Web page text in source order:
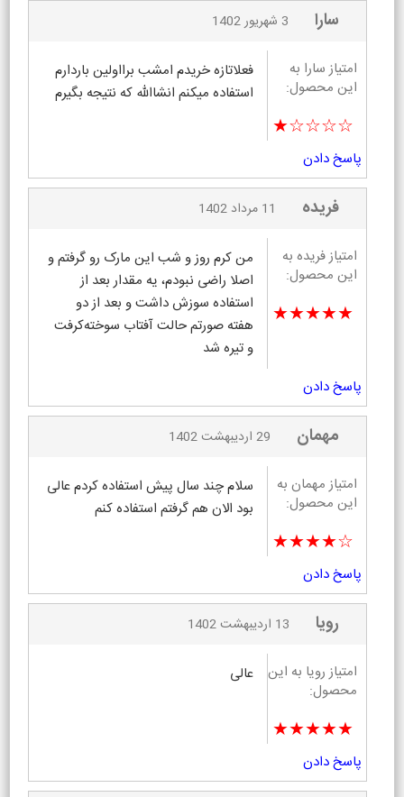
سارا 3 شهریور 1402
امتیاز سارا به
این محصول:
★☆☆☆☆
فعلاتازه خریدم امشب برااولین باردارم
استفاده میکنم انشاالله که نتیجه بگیرم
پاسخ دادن
فریده 11 مرداد 1402
امتیاز فریده به
این محصول:
★★★★★
من کرم روز و شب این مارک رو گرفتم و
اصلا راضی نبودم، یه مقدار بعد از
استفاده سوزش داشت و بعد از دو
هفته صورتم حالت آفتاب سوخته‌کرفت
و تیره شد
پاسخ دادن
مهمان 29 اردیبهشت 1402
امتیاز مهمان به
این محصول:
★★★★☆
سلام چند سال پیش استفاده کردم عالی
بود الان هم گرفتم استفاده کنم
پاسخ دادن
رویا 13 اردیبهشت 1402
امتیاز رویا به این
محصول:
★★★★★
عالی
پاسخ دادن